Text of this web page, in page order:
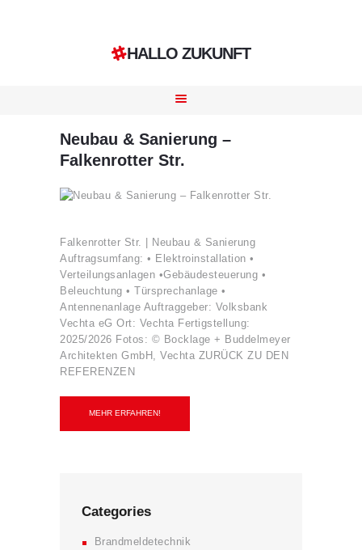
HALLO ZUKUNFT
REFERENZEN
KONTAKT
KARRIERE
Neubau & Sanierung –
Falkenrotter Str.
Falkenrotter Str. | Neubau & Sanierung
Auftragsumfang: • Elektroinstallation •
Verteilungsanlagen •Gebäudesteuerung •
Beleuchtung • Türsprechanlage •
Antennenanlage Auftraggeber: Volksbank
Vechta eG Ort: Vechta Fertigstellung:
2025/2026 Fotos: © Bocklage + Buddelmeyer
Architekten GmbH, Vechta ZURÜCK ZU DEN
REFERENZEN
MEHR ERFAHREN!
Categories
Brandmeldetechnik